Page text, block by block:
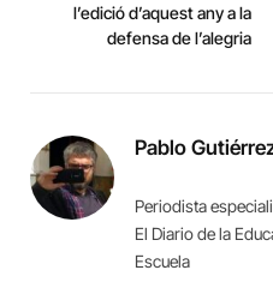
l’edició d’aquest any a la
defensa de l’alegria
Pablo
Periodista
El Diario de la
Escuela